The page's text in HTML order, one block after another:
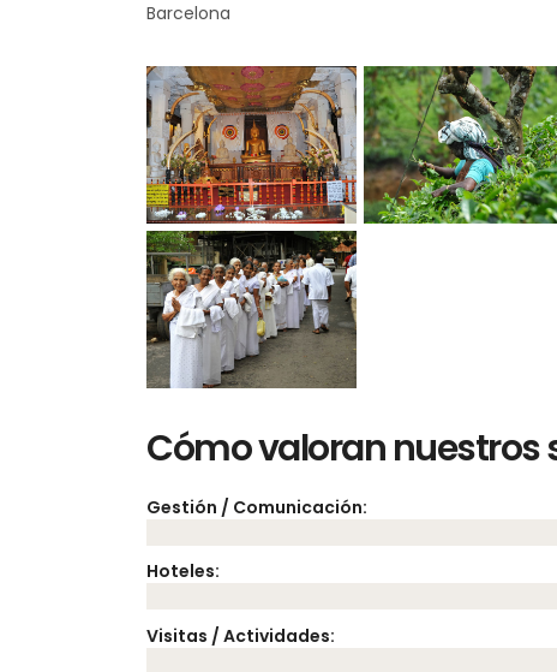
Barcelona
Cómo valoran nuestros
Gestión / Comunicación:
Hoteles:
Visitas / Actividades: